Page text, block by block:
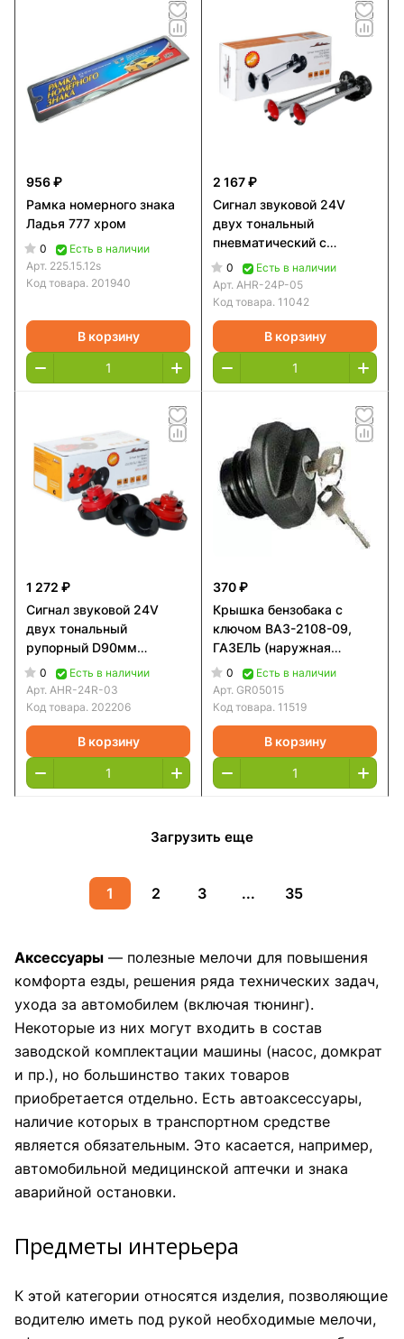
956 ₽
Рамка номерного знака
Ладья 777 хром
0
Есть в наличии
Арт. 225.15.12s
Код товара. 201940
В корзину
2 167 ₽
Сигнал звуковой 24V
двух тональный
пневматический с
элетроклапаном
L310/350мм 370/415Гц
125дБ AIRLIN
0
Есть в наличии
Арт. AHR-24P-05
Код товара. 11042
В корзину
1 272 ₽
Сигнал звуковой 24V
двух тональный
рупорный D90мм
410/510Гц 118дБ AIRLINE
AHR24R03
0
Есть в наличии
Арт. AHR-24R-03
Код товара. 202206
В корзину
370 ₽
Крышка бензобака с
ключом ВАЗ-2108-09,
ГАЗЕЛЬ (наружная
резьба)
0
Есть в наличии
Арт. GR05015
Код товара. 11519
В корзину
Загрузить еще
1 2 3 ... 35
Аксессуары — полезные мелочи для повышения
комфорта езды, решения ряда технических задач,
ухода за автомобилем (включая тюнинг).
Некоторые из них могут входить в состав
заводской комплектации машины (насос, домкрат
и пр.), но большинство таких товаров
приобретается отдельно. Есть автоаксессуары,
наличие которых в транспортном средстве
является обязательным. Это касается, например,
автомобильной медицинской аптечки и знака
аварийной остановки.
Предметы интерьера
К этой категории относятся изделия, позволяющие
водителю иметь под рукой необходимые мелочи,